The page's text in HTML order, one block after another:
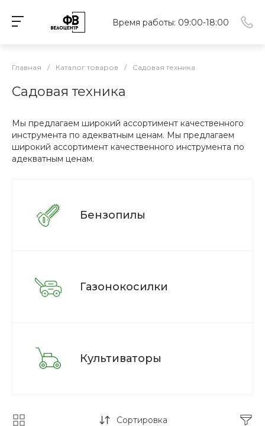
Время работы: 09:00-18:00
Главная / Каталог товаров / Садовая техника
Садовая техника
Мы предлагаем широкий ассортимент качественного
инструмента по адекватным ценам. Мы предлагаем
широкий ассортимент качественного инструмента по
адекватным ценам.
Бензопилы
Газонокосилки
Культиваторы
Сортировка